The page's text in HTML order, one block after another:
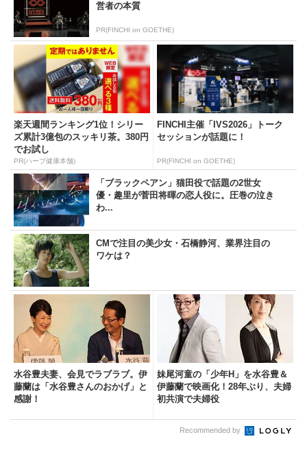
営者の本質
PR(FINCHI on GOETHE)
楽天週間ランキング1位！シリー
ズ累計3億包のスッキリ茶。380円
でお試し
PR(ハーブ健康本舗)
FINCHI主催「IVS2026」トーク
セッションが話題に！
PR(FINCHI on GOETHE)
「ブラックペアン」猫田役で話題の2世女
優・趣里が菅田将暉の恋人役に。圧巻の泣き
わ...
CMで注目の美少女・石橋静河、業界注目の
ワケは？
水谷豊夫妻、会見でラブラブ。伊
藤蘭は「水谷豊さんのおかげ」と
感謝！
妹尾河童の「少年H」を水谷豊＆
伊藤蘭で映画化！28年ぶり、夫婦
初共演で夫婦役
Recommended by